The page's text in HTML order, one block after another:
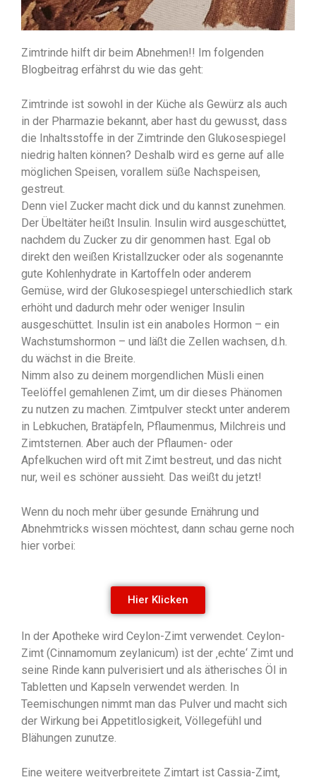
Zimtrinde hilft dir beim Abnehmen!! Im folgenden
Blogbeitrag erfährst du wie das geht:
Zimtrinde ist sowohl in der Küche als Gewürz als auch
in der Pharmazie bekannt, aber hast du gewusst, dass
die Inhaltsstoffe in der Zimtrinde den Glukosespiegel
niedrig halten können? Deshalb wird es gerne auf alle
möglichen Speisen, vorallem süße Nachspeisen,
gestreut.
Denn viel Zucker macht dick und du kannst zunehmen.
Der Übeltäter heißt Insulin. Insulin wird ausgeschüttet,
nachdem du Zucker zu dir genommen hast. Egal ob
direkt den weißen Kristallzucker oder als sogenannte
gute Kohlenhydrate in Kartoffeln oder anderem
Gemüse, wird der Glukosespiegel unterschiedlich stark
erhöht und dadurch mehr oder weniger Insulin
ausgeschüttet. Insulin ist ein anaboles Hormon – ein
Wachstumshormon – und läßt die Zellen wachsen, d.h.
du wächst in die Breite.
Nimm also zu deinem morgendlichen Müsli einen
Teelöffel gemahlenen Zimt, um dir dieses Phänomen
zu nutzen zu machen. Zimtpulver steckt unter anderem
in Lebkuchen, Bratäpfeln, Pflaumenmus, Milchreis und
Zimtsternen. Aber auch der Pflaumen- oder
Apfelkuchen wird oft mit Zimt bestreut, und das nicht
nur, weil es schöner aussieht. Das weißt du jetzt!
Wenn du noch mehr über gesunde Ernährung und
Abnehmtricks wissen möchtest, dann schau gerne noch
hier vorbei:
Hier Klicken
In der Apotheke wird Ceylon-Zimt verwendet. Ceylon-
Zimt (Cinnamomum zeylanicum) ist der ‚echte‘ Zimt und
seine Rinde kann pulverisiert und als ätherisches Öl in
Tabletten und Kapseln verwendet werden. In
Teemischungen nimmt man das Pulver und macht sich
der Wirkung bei Appetitlosigkeit, Völlegefühl und
Blähungen zunutze.
Eine weitere weitverbreitete Zimtart ist Cassia-Zimt,